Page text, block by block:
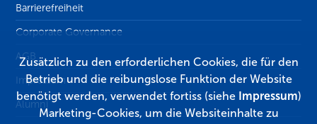
Barrierefreiheit
Corporate Governance
AGB
Impressum
Alumni
Zusätzlich zu den erforderlichen Cookies, die für den
Betrieb und die reibungslose Funktion der Website
benötigt werden, verwendet fortiss (siehe Impressum)
Marketing-Cookies, um die Websiteinhalte zu